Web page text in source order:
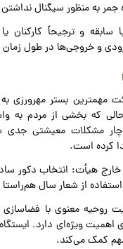
جمر به منظور سیگنال
سابقه و ترجیحاً کارکنان
و خروجی‌ها در طول زمان
مهمترین بستر مهرورزی
که بخشی از مردم به
مشکلات معیشتی جدی
کرده است.
هیأت: انتخاب دکور
از شعار سال هم‌راستا
روحیه معنوی با
اهمیت ویژه‌ای دارد.
کمک می‌کند.